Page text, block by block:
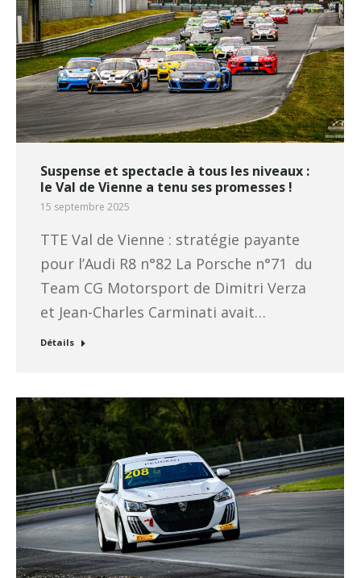
Suspense et spectacle à tous les niveaux :
le Val de Vienne a tenu ses promesses !
15 septembre 2025
TTE Val de Vienne : stratégie payante
pour l’Audi R8 n°82 La Porsche n°71 du
Team CG Motorsport de Dimitri Verza
et Jean-Charles Carminati avait…
Détails